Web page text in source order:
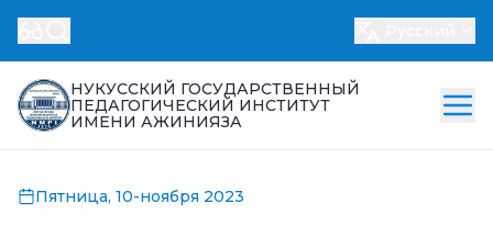
НУКУССКИЙ ГОСУДАРСТВЕННЫЙ
ПЕДАГОГИЧЕСКИЙ ИНСТИТУТ
ИМЕНИ АЖИНИЯЗА
Пятница, 10-ноября 2023